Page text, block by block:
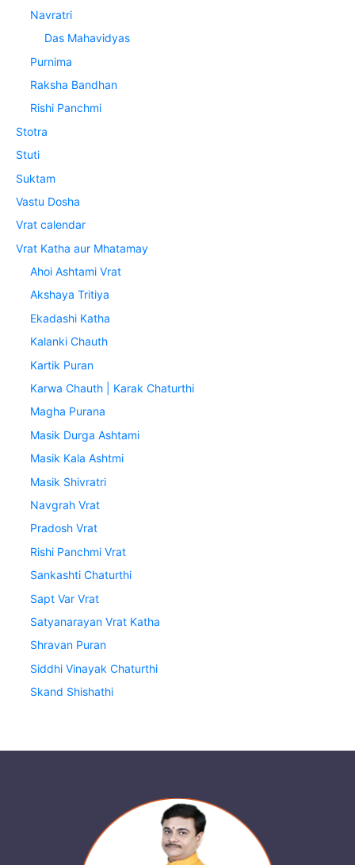
Navratri
Das Mahavidyas
Purnima
Raksha Bandhan
Rishi Panchmi
Stotra
Stuti
Suktam
Vastu Dosha
Vrat calendar
Vrat Katha aur Mhatamay
Ahoi Ashtami Vrat
Akshaya Tritiya
Ekadashi Katha
Kalanki Chauth
Kartik Puran
Karwa Chauth | Karak Chaturthi
Magha Purana
Masik Durga Ashtami
Masik Kala Ashtmi
Masik Shivratri
Navgrah Vrat
Pradosh Vrat
Rishi Panchmi Vrat
Sankashti Chaturthi
Sapt Var Vrat
Satyanarayan Vrat Katha
Shravan Puran
Siddhi Vinayak Chaturthi
Skand Shishathi